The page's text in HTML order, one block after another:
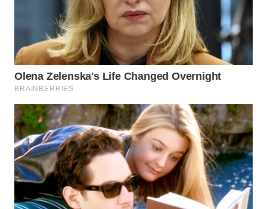
WN DELI
SERDANG
WN
TEBING
TINGGI
WN
PAKPAK
WN
KARAWANG